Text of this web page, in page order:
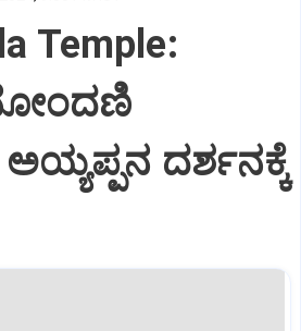
Temple:
ಅಯ್ಯಪ್ಪನ ದರ್ಶನಕ್ಕೆ